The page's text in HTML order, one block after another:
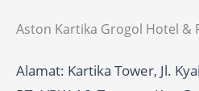
Aston Kartika Grogol Hotel &
Alamat: Kartika Tower, Jl.